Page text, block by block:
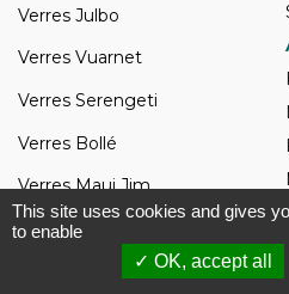
Verres Julbo
Verres Vuarnet
Verres Serengeti
Verres Bollé
Verres Maui Jim
Ecrans Oakley
This site uses cookies and gives
to enable
✓ OK, accept all